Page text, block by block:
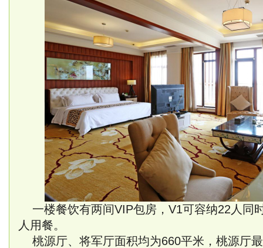
一楼餐饮有两间VIP包房，V1可容纳22人同
人用餐。
桃源厅、将军厅面积均为660平米，桃源厅